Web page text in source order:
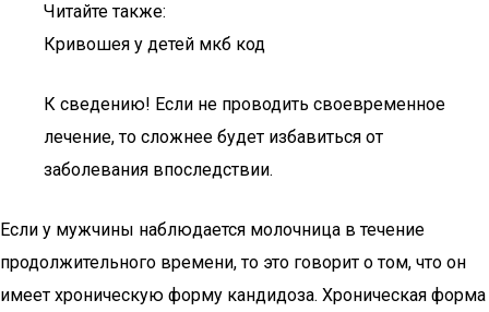
Читайте также:
Кривошея у детей мкб код
К сведению! Если не проводить своевременное
лечение, то сложнее будет избавиться от
заболевания впоследствии.
Если у мужчины наблюдается молочница в течение
продолжительного времени, то это говорит о том, что он
имеет хроническую форму кандидоза. Хроническая форма